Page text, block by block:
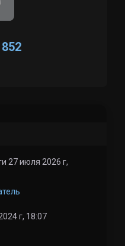
27 июля 2026 г,
г, 18:07